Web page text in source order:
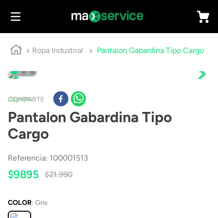
Ropa Industrial Pantalon Gabardina Tipo Cargo
COMPARTE
Jayson
Pantalon Gabardina Tipo
Cargo
Referencia: 100001513
$9895 $21.990
COLOR: Gris